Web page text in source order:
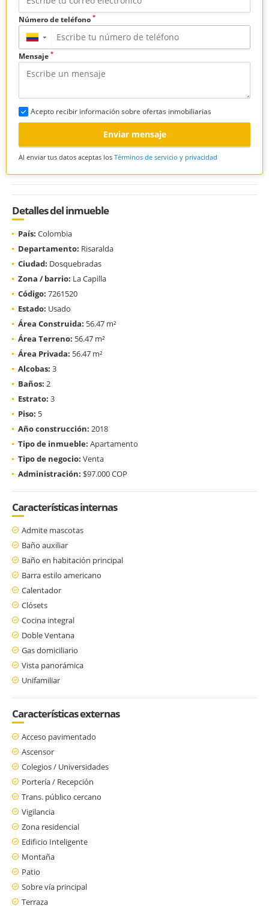
Número de teléfono *
▼
Mensaje *
Acepto recibir información sobre ofertas inmobiliarias
Enviar mensaje
Al enviar tus datos aceptas los Términos de servicio y privacidad
Detalles del inmueble
País: Colombia
Departamento: Risaralda
Ciudad: Dosquebradas
Zona / barrio: La Capilla
Código: 7261520
Estado: Usado
Área Construida: 56.47 m²
Área Terreno: 56.47 m²
Área Privada: 56.47 m²
Alcobas: 3
Baños: 2
Estrato: 3
Piso: 5
Año construcción: 2018
Tipo de inmueble: Apartamento
Tipo de negocio: Venta
Administración: $97.000 COP
Características internas
Admite mascotas
Baño auxiliar
Baño en habitación principal
Barra estilo americano
Calentador
Clósets
Cocina integral
Doble Ventana
Gas domiciliario
Vista panorámica
Unifamiliar
Características externas
Acceso pavimentado
Ascensor
Colegios / Universidades
Portería / Recepción
Trans. público cercano
Vigilancia
Zona residencial
Edificio Inteligente
Montaña
Patio
Sobre vía principal
Terraza